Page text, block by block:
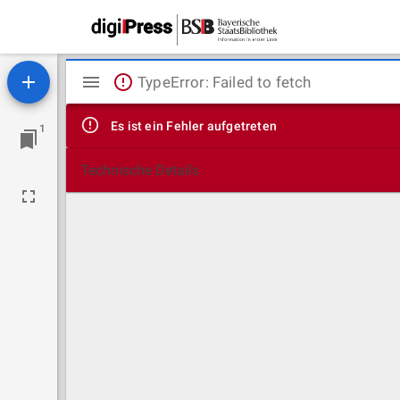
1
Mirador
Viewer
TypeError: Failed to fetch
Es ist ein Fehler aufgetreten
Technische Details